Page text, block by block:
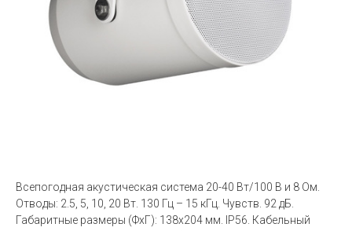
Всепогодная акустическая система 20-40 Вт/100 В и 8 Ом.
Отводы: 2.5, 5, 10, 20 Вт. 130 Гц – 15 кГц. Чувств. 92 дБ.
Габаритные размеры (ФxГ): 138x204 мм. IP56. Кабельный